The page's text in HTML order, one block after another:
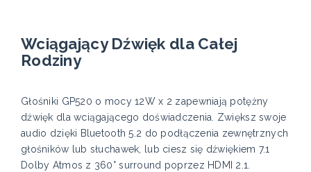
Wciągający Dźwięk dla Całej
Rodziny
Głośniki GP520 o mocy 12W x 2 zapewniają potężny
dźwięk dla wciągającego doświadczenia. Zwiększ swoje
audio dzięki Bluetooth 5.2 do podłączenia zewnętrznych
głośników lub słuchawek, lub ciesz się dźwiękiem 7.1
Dolby Atmos z 360° surround poprzez HDMI 2.1.